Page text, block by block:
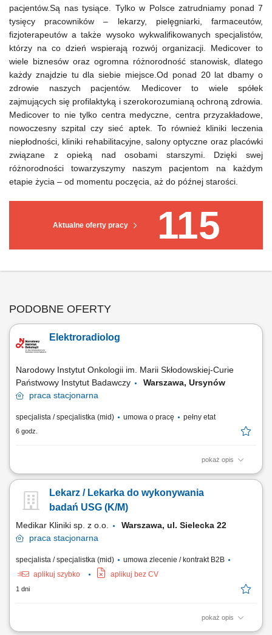
Aktualne oferty pracy 115
pacjentów.Są nas tysiące. Tylko w Polsce zatrudniamy ponad 7
tysięcy pracowników – lekarzy, pielęgniarki, farmaceutów,
fizjoterapeutów a także wysoko wykwalifikowanych specjalistów,
którzy na co dzień wspierają rozwój organizacji. Medicover to
wiele biznesów oraz ogromna różnorodność stanowisk, dlatego
każdy znajdzie tu dla siebie miejsce.Od ponad 20 lat dbamy o
zdrowie naszych pacjentów. Medicover to wiele spółek
zajmujących się profilaktyką i szerokorozumianą ochroną zdrowia.
Medicover to nie tylko centra medyczne, centra przyzakładowe,
nowoczesny szpital czy sieć aptek. To również kliniki leczenia
niepłodności, kliniki rehabilitacyjne, salony optyczne oraz placówki
związane z opieką nad osobami starszymi. Dzięki swej
różnorodności towarzyszymy naszym pacjentom na każdym
etapie życia – od momentu poczęcia, aż do późnej starości.
PODOBNE OFERTY
Elektroradiolog
Narodowy Instytut Onkologii im. Marii Skłodowskiej-Curie
Państwowy Instytut Badawczy
Warszawa, Ursynów
praca stacjonarna
specjalista / specjalistka (mid) umowa o pracę pełny etat
6 godz.
pokaż opis
Do zadań na ww. stanowisku należeć będzie między innymi:
wykonywanie procedur związanych z planowaniem i realizacją
radioterapii, w tym badań TK i MR do planowania leczenia,
Lekarz / Lekarka do wykonywania
badań USG (K/M)
Medikar Kliniki sp. z o.o.
Warszawa, ul. Sielecka 22
praca stacjonarna
specjalista / specjalistka (mid)
umowa zlecenie / kontrakt B2B
aplikuj szybko
aplikuj bez CV
1 dni
pokaż opis
Prowadzenie całościowej diagnozy oraz indywidualnego procesu